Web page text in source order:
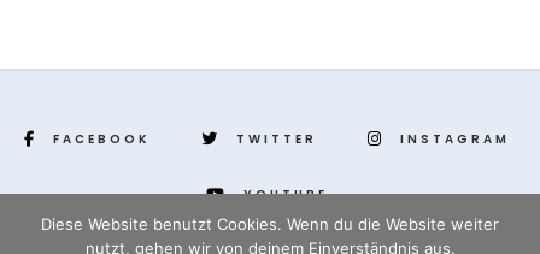
FACEBOOK TWITTER INSTAGRAM
YOUTUBE
Diese Website benutzt Cookies. Wenn du die Website weiter
nutzt, gehen wir von deinem Einverständnis aus.